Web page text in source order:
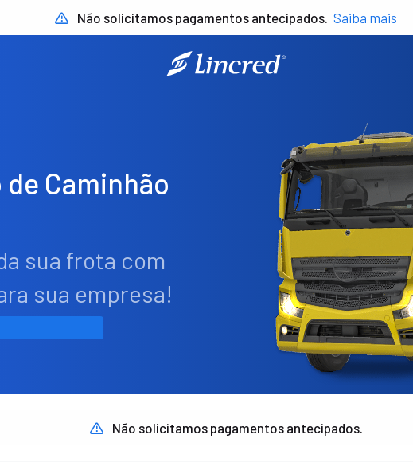
Não solicitamos pagamentos antecipados. Saiba mais
Caminhão
sua frota com
sua empresa!
Não solicitamos pagamentos antecipados.